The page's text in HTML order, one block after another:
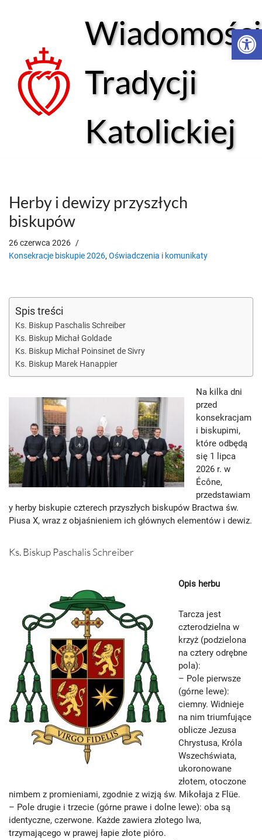
treści
Wiadomości
Tradycji
Katolickiej
Herby i dewizy przyszłych
biskupów
26 czerwca 2026
Konsekracje biskupie 2026, Oświadczenia i komunikaty
Spis treści
Ks. Biskup Paschalis Schreiber
Ks. Biskup Michał Goldade
Ks. Biskup Michał Poinsinet de Sivry
Ks. Biskup Marek Hanappier
Na kilka dni
przed
konsekracjam
i biskupimi,
które odbędą
się 1 lipca
2026 r. w
Écône,
przedstawiam
y herby biskupie czterech przyszłych biskupów Bractwa św.
Piusa X, wraz z objaśnieniem ich głównych elementów i dewiz.
Ks. Biskup Paschalis Schreiber
Opis herbu
Tarcza jest
czterodzielna w
krzyż (podzielona
na cztery odrębne
pola):
– Pole pierwsze
(górne lewe):
ciemny. Widnieje
na nim triumfujące
oblicze Jezusa
Chrystusa, Króla
Wszechświata,
ukoronowane
złotem, otoczone
nimbem z promieniami, zgodnie z wizją św. Mikołaja z Flüe.
– Pole drugie i trzecie (górne prawe i dolne lewe): oba są
identyczne, czerwone. Każde zawiera złotego lwa,
trzymającego w prawej łapie złote pióro.